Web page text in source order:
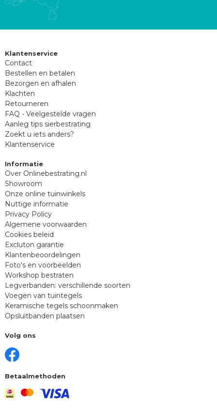
Klantenservice
Contact
Bestellen en betalen
Bezorgen en afhalen
Klachten
Retourneren
FAQ - Veelgestelde vragen
Aanleg tips sierbestrating
Zoekt u iets anders?
Klantenservice
Informatie
Over Onlinebestrating.nl
Showroom
Onze online tuinwinkels
Nuttige informatie
Privacy Policy
Algemene voorwaarden
Cookies beleid
Excluton garantie
Klantenbeoordelingen
Foto's en voorbeelden
Workshop bestraten
Legverbanden: verschillende soorten
Voegen van tuintegels
Keramische tegels schoonmaken
Opsluitbanden plaatsen
Volg ons
Betaalmethoden